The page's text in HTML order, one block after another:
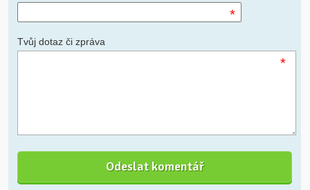
*
Tvůj dotaz či zpráva
*